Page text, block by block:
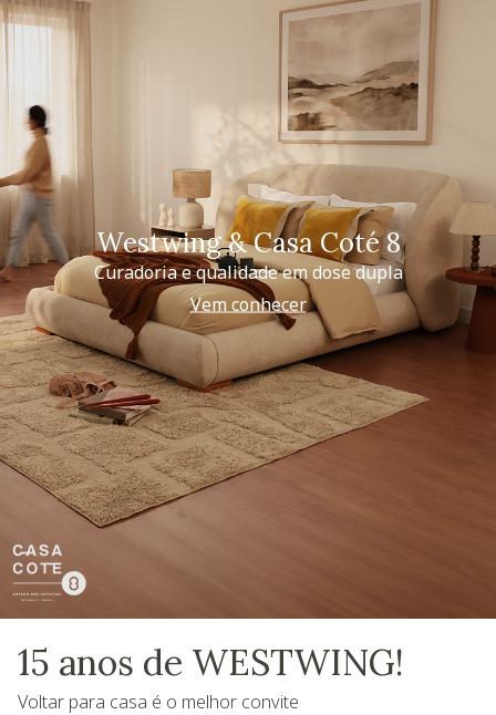
Westwing & Casa Coté 8
Curadoria e qualidade em dose dupla
Vem conhecer
15 anos de WESTWING!
Voltar para casa é o melhor convite